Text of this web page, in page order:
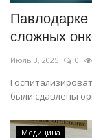
сложных
Июль 3, 2025 0
были сдавлены
Медицина